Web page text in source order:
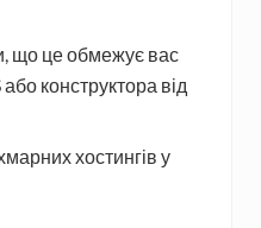
що це обмежує вас
конструктора від
хостингів у